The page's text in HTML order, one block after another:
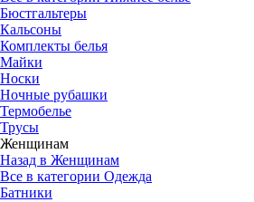
Бюстгальтеры
Кальсоны
Комплекты белья
Майки
Носки
Ночные рубашки
Термобелье
Трусы
Женщинам
Назад в Женщинам
Все в категории Одежда
Батники